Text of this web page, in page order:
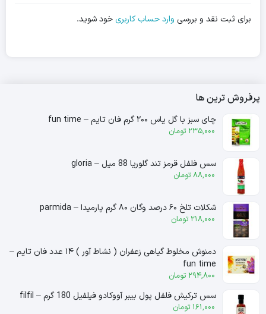
برای ثبت نقد و بررسی وارد حساب کاربریخود شوید.
پرفروش ترین ها
چای سبز با گل یاس ۲۰۰ گرم فان تایم – fun time
235,000 تومان
سس فلفل قرمز تند گلوریا 88 میل – gloria
88,000 تومان
شکلات تلخ ۶۰ درصد وگان ۸۰ گرم پارمیدا – parmida
218,000 تومان
دمنوش مخلوط گیاهی زعفران ( نشاط آور ) ۱۴ عدد فان تایم –
fun time
294,800 تومان
سس ترکیش فلفل پول بیبر آووکادو فیلفیل 180 گرم – filfil
161,000 تومان